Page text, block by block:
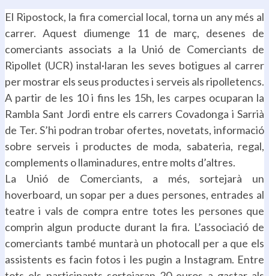
El Ripostock, la fira comercial local, torna un any més al
carrer. Aquest diumenge 11 de març, desenes de
comerciants associats a la Unió de Comerciants de
Ripollet (UCR) instal·laran les seves botigues al carrer
per mostrar els seus productes i serveis als ripolletencs.
A partir de les 10 i fins les 15h, les carpes ocuparan la
Rambla Sant Jordi entre els carrers Covadonga i Sarrià
de Ter. S’hi podran trobar ofertes, novetats, informació
sobre serveis i productes de moda, sabateria, regal,
complements o llaminadures, entre molts d’altres.
La Unió de Comerciants, a més, sortejarà un
hoverboard, un sopar per a dues persones, entrades al
teatre i vals de compra entre totes les persones que
comprin algun producte durant la fira. L’associació de
comerciants també muntarà un photocall per a que els
assistents es facin fotos i les pugin a Instagram. Entre